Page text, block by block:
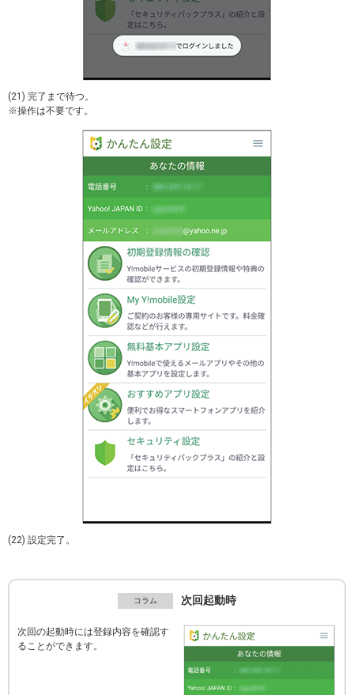
(21) 完了まで待つ。
※操作は不要です。
(22) 設定完了。
次回起動時
次回の起動時には登録内容を確認す
ることができます。